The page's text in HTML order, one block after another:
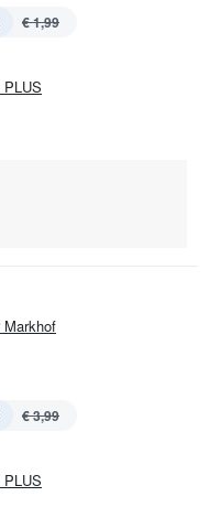
€ 1,99
Markhof
€ 3,99